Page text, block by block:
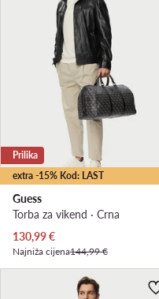
extra -15% Kod: LAST
Prilika
Guess
Torba za vikend · Crna
Trenutna cijena
130,99€
Najniža cijena144,99 €